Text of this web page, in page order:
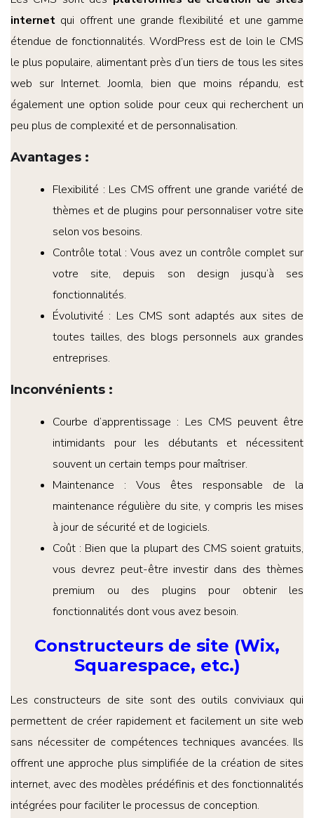
internet qui offrent une grande flexibilité et une gamme
étendue de fonctionnalités. WordPress est de loin le CMS
le plus populaire, alimentant près d’un tiers de tous les sites
web sur Internet. Joomla, bien que moins répandu, est
également une option solide pour ceux qui recherchent un
peu plus de complexité et de personnalisation.
Avantages :
Flexibilité : Les CMS offrent une grande variété de
thèmes et de plugins pour personnaliser votre site
selon vos besoins.
Contrôle total : Vous avez un contrôle complet sur
votre site, depuis son design jusqu’à ses
fonctionnalités.
Évolutivité : Les CMS sont adaptés aux sites de
toutes tailles, des blogs personnels aux grandes
entreprises.
Inconvénients :
Courbe d’apprentissage : Les CMS peuvent être
intimidants pour les débutants et nécessitent
souvent un certain temps pour maîtriser.
Maintenance : Vous êtes responsable de la
maintenance régulière du site, y compris les mises
à jour de sécurité et de logiciels.
Coût : Bien que la plupart des CMS soient gratuits,
vous devrez peut-être investir dans des thèmes
premium ou des plugins pour obtenir les
fonctionnalités dont vous avez besoin.
Constructeurs de site (Wix,
Squarespace, etc.)
Les constructeurs de site sont des outils conviviaux qui
permettent de créer rapidement et facilement un site web
sans nécessiter de compétences techniques avancées. Ils
offrent une approche plus simplifiée de la création de sites
internet, avec des modèles prédéfinis et des fonctionnalités
intégrées pour faciliter le processus de conception.